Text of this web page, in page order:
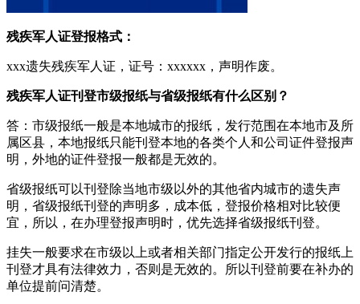
残疾军人证登报格式：
xxx遗失残疾军人证，证号：xxxxxx，声明作废。
残疾军人证刊登市级报纸与省级报纸有什么区别？
答：市级报纸一般是本地城市的报纸，发行范围在本地市及所
属区县，本地报纸只能刊登本地的各类个人和公司证件登报声
明，外地的证件登报一般都是无效的。
省级报纸可以刊登除当地市级以外的其他省内城市的遗失声
明，省级报纸刊登的声明多，成本低，登报价格相对比较便
宜，所以，在办理登报声明时，优先选择省级报纸刊登。
挂失一般要求在市级以上或者相关部门指定公开发行的报纸上
刊登才具有法律效力，否则是无效的。所以刊登前要在补办的
单位提前问清楚。